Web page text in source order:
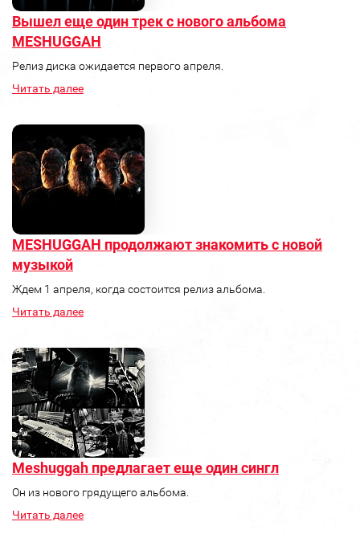
Вышел еще один трек с нового альбома
MESHUGGAH
Релиз диска ожидается первого апреля.
Читать далее
MESHUGGAH продолжают знакомить с новой
музыкой
Ждем 1 апреля, когда состоится релиз альбома.
Читать далее
Meshuggah предлагает еще один сингл
Он из нового грядущего альбома.
Читать далее